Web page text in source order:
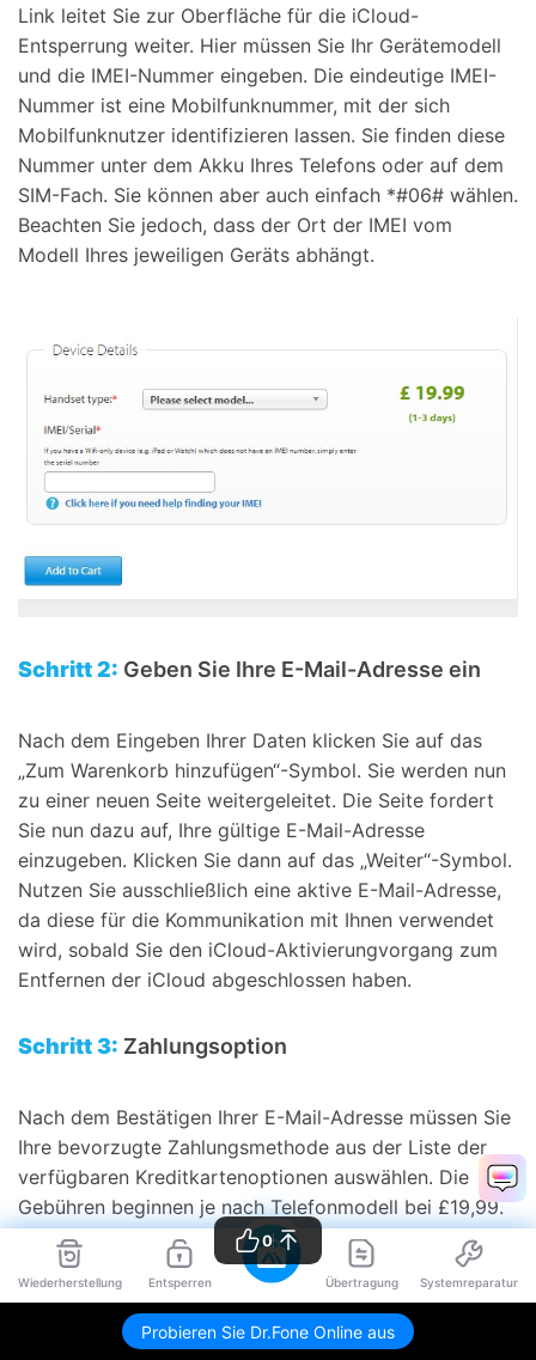
Wiederherstellung Entsperren Übertragung Systemreparatur
Probieren Sie Dr.Fone Online aus
Link leitet Sie zur Oberfläche für die iCloud-
Entsperrung weiter. Hier müssen Sie Ihr Gerätemodell
und die IMEI-Nummer eingeben. Die eindeutige IMEI-
Nummer ist eine Mobilfunknummer, mit der sich
Mobilfunknutzer identifizieren lassen. Sie finden diese
Nummer unter dem Akku Ihres Telefons oder auf dem
SIM-Fach. Sie können aber auch einfach *#06# wählen.
Beachten Sie jedoch, dass der Ort der IMEI vom
Modell Ihres jeweiligen Geräts abhängt.
Schritt 2: Geben Sie Ihre E-Mail-Adresse ein
Nach dem Eingeben Ihrer Daten klicken Sie auf das
„Zum Warenkorb hinzufügen“-Symbol. Sie werden nun
zu einer neuen Seite weitergeleitet. Die Seite fordert
Sie nun dazu auf, Ihre gültige E-Mail-Adresse
einzugeben. Klicken Sie dann auf das „Weiter“-Symbol.
Nutzen Sie ausschließlich eine aktive E-Mail-Adresse,
da diese für die Kommunikation mit Ihnen verwendet
wird, sobald Sie den iCloud-Aktivierungvorgang zum
Entfernen der iCloud abgeschlossen haben.
Schritt 3: Zahlungsoption
Nach dem Bestätigen Ihrer E-Mail-Adresse müssen Sie
Ihre bevorzugte Zahlungsmethode aus der Liste der
verfügbaren Kreditkartenoptionen auswählen. Die
Gebühren beginnen je nach Telefonmodell bei £19,99.
Schritt 4:Entfernen der iCloud-
Aktivierungssperre
0